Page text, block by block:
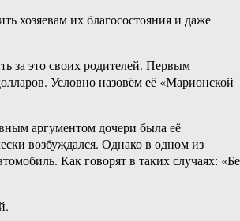
хозяевам их благосостояния и даже
за это своих родителей. Первым
Условно назовём её «Марионской
аргументом дочери была её
возбуждался. Однако в одном из
Как говорят в таких случаях: